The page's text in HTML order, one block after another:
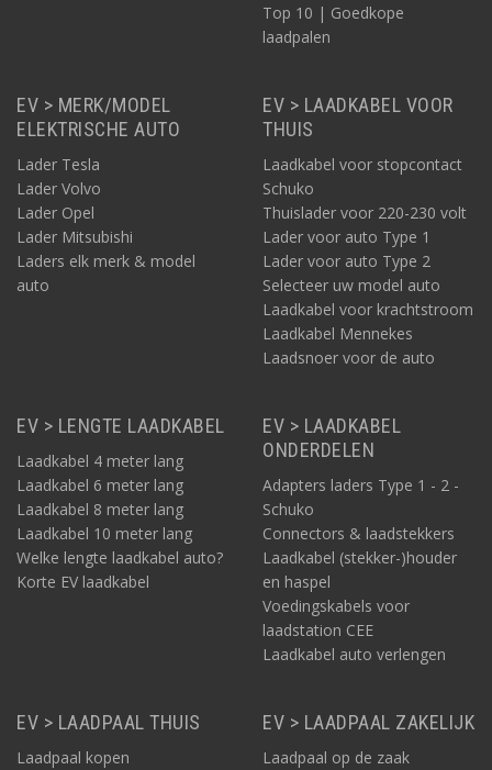
Top 10 | Goedkope
laadpalen
EV > MERK/MODEL
ELEKTRISCHE AUTO
Lader Tesla
Lader Volvo
Lader Opel
Lader Mitsubishi
Laders elk merk & model
auto
EV > LAADKABEL VOOR
THUIS
Laadkabel voor stopcontact
Schuko
Thuislader voor 220-230 volt
Lader voor auto Type 1
Lader voor auto Type 2
Selecteer uw model auto
Laadkabel voor krachtstroom
Laadkabel Mennekes
Laadsnoer voor de auto
EV > LENGTE LAADKABEL
Laadkabel 4 meter lang
Laadkabel 6 meter lang
Laadkabel 8 meter lang
Laadkabel 10 meter lang
Welke lengte laadkabel auto?
Korte EV laadkabel
EV > LAADKABEL
ONDERDELEN
Adapters laders Type 1 - 2 -
Schuko
Connectors & laadstekkers
Laadkabel (stekker-)houder
en haspel
Voedingskabels voor
laadstation CEE
Laadkabel auto verlengen
EV > LAADPAAL THUIS
Laadpaal kopen
EV > LAADPAAL ZAKELIJK
Laadpaal op de zaak